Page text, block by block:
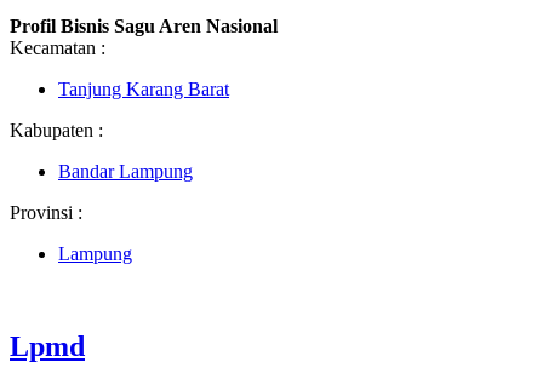
Profil Bisnis Sagu Aren Nasional
Kecamatan :
Tanjung Karang Barat
Kabupaten :
Bandar Lampung
Provinsi :
Lampung
Lpmd